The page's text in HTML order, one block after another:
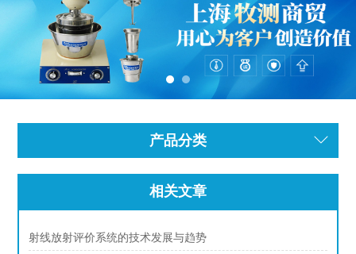
产品分类
相关文章
射线放射评价系统的技术发展与趋势